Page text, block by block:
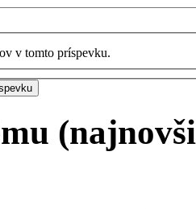
v tomto príspevku.